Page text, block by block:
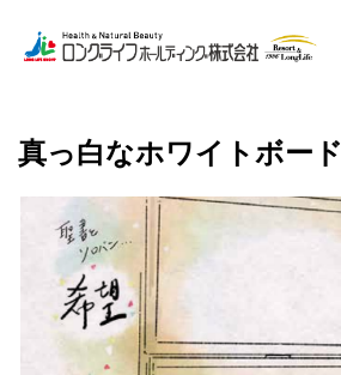
真っ白なホワイトボード